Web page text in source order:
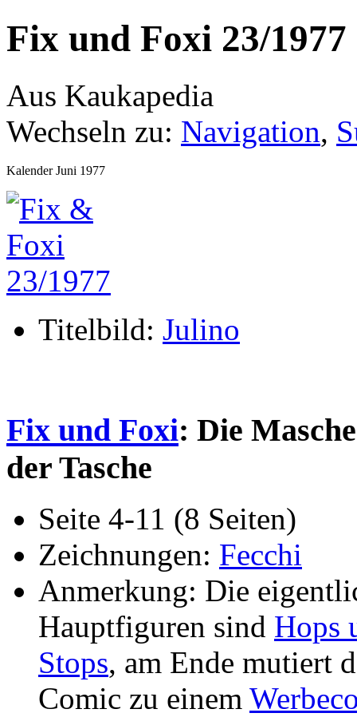
Fix und Foxi 23/1977
Aus Kaukapedia
Wechseln zu: Navigation,
Kalender Juni 1977
Titelbild: Julino
Fix und Foxi: Die
der Tasche
Seite 4-11 (8 Seiten)
Zeichnungen: Fecchi
Anmerkung: Die
Hauptfiguren sind Hops
Stops, am Ende mutiert
Comic zu einem